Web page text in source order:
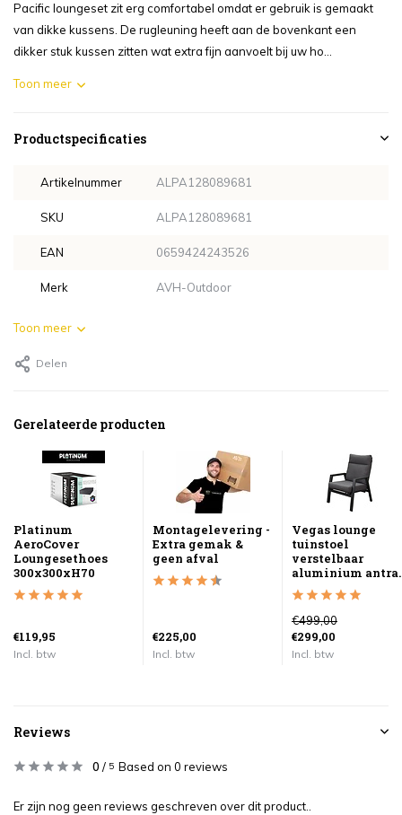
Pacific loungeset zit erg comfortabel omdat er gebruik is gemaakt
van dikke kussens. De rugleuning heeft aan de bovenkant een
dikker stuk kussen zitten wat extra fijn aanvoelt bij uw ho...
Toon meer
Productspecificaties
Artikelnummer ALPA128089681
SKU ALPA128089681
EAN 0659424243526
Merk AVH-Outdoor
Toon meer
Delen
Gerelateerde producten
Platinum
AeroCover
Loungesethoes
300x300xH70
€119,95
Incl. btw
Montagelevering -
Extra gemak &
geen afval
€225,00
Incl. btw
Vegas lounge
tuinstoel
verstelbaar
aluminium
€499,00
€299,00
Incl. btw
Reviews
0 / 5 Based on 0 reviews
Er zijn nog geen reviews geschreven over dit product..